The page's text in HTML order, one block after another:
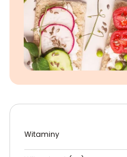
Witaminy